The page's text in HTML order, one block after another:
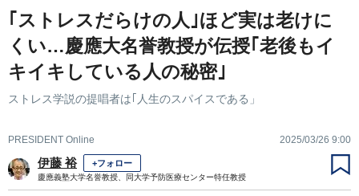
｢ストレスだらけの人｣ほど実は老けに
くい…慶應大名誉教授が伝授｢老後もイ
キイキしている人の秘密｣
ストレス学説の提唱者は｢人生のスパイスである」
PRESIDENT Online 2025/03/26 9:00
伊藤 裕 +フォロー
慶應義塾大学名誉教授、同大学予防医療センター特任教授